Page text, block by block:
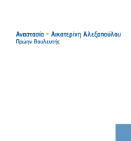
Skip to main content